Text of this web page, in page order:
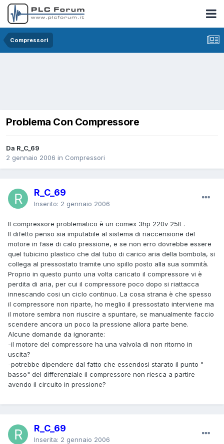
Compressori
Problema Con Compressore
Da R_C_69
2 gennaio 2006 in Compressori
R_C_69
Inserito: 2 gennaio 2006
Il compressore problematico è un comex 3hp 220v 25lt .
Il difetto penso sia imputabile al sistema di riaccensione del
motore in fase di calo pressione, e se non erro dovrebbe essere
quel tubicino plastico che dal tubo di carico aria della bombola, si
collega al pressostato tramite uno spillo posto alla sua sommità.
Proprio in questo punto una volta caricato il compressore vi è
perdita di aria, per cui il compressore poco dopo si riattacca
innescando cosi un ciclo continuo. La cosa strana è che spesso
il compressore non riparte, ho meglio il pressostato interviene ma
il motore sembra non riuscire a spuntare, se manualmente faccio
scendere ancora un poco la pressione allora parte bene.
Alcune domande da ignorante:
-il motore del compressore ha una valvola di non ritorno in
uscita?
-potrebbe dipendere dal fatto che essendosi starato il punto "
basso" del differenziale il compressore non riesca a partire
avendo il circuito in pressione?
R_C_69
Inserita: 2 gennaio 2006